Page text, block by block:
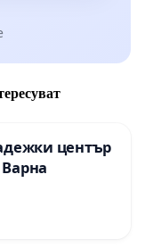
център